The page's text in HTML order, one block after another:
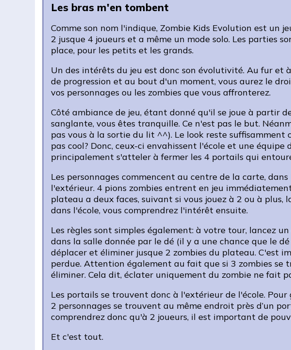
Les bras m'en tombent
Comme son nom l'indique, Zombie Kids Evolution est un
2 jusque 4 joueurs et a même un mode solo. Les parties
place, pour les petits et les grands.
Un des intérêts du jeu est donc son évolutivité. Au fur et
de progression et au bout d'un moment, vous aurez le
vos personnages ou les zombies que vous affronterez.
Côté ambiance de jeu, étant donné qu'il se joue à partir
sanglante, vous êtes tranquille. Ce n'est pas le but.
pas vous à la sortie du lit ^^). Le look reste
pas cool? Donc, ceux-ci envahissent l'école et une
principalement s'atteler à fermer les 4 portails qui
Les personnages commencent au centre de la carte,
l'extérieur. 4 pions zombies entrent en jeu
plateau a deux faces, suivant si vous jouez à 2 ou à
dans l'école, vous comprendrez l'intérêt ensuite.
Les règles sont simples également: à votre tour, lancez
dans la salle donnée par le dé (il y a une chance que le
déplacer et éliminer jusque 2 zombies du plateau. C'est
perdue. Attention également au fait que si 3 zombies se
éliminer. Cela dit, éclater uniquement du zombie ne fait
Les portails se trouvent donc à l'extérieur de l'école.
2 personnages se trouvent au même endroit près d’un
comprendrez donc qu'à 2 joueurs, il est important de
Et c'est tout.